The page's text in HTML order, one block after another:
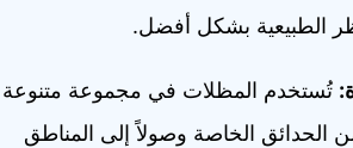
الطبيعية بشكل أفضل.
تُستخدم المظلات في مجموعة متنوعة
الحدائق الخاصة وصولاً إلى المناطق